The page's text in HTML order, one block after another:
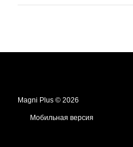
Magni Plus © 2026
Мобильная версия